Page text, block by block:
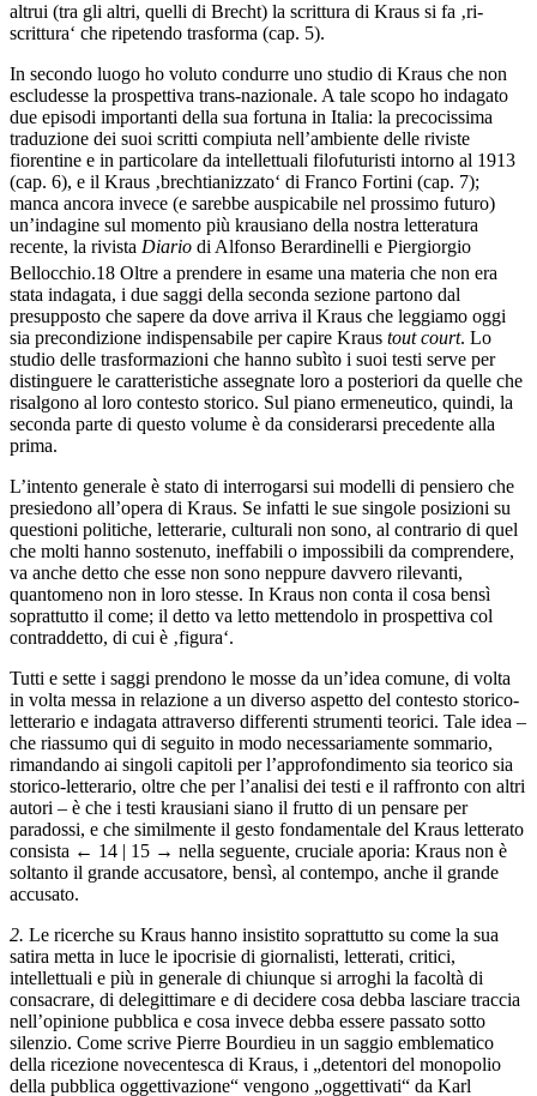
altrui (tra gli altri, quelli di Brecht) la scrittura di Kraus si fa ‚ri-
scrittura‘ che ripetendo trasforma (cap. 5).
In secondo luogo ho voluto condurre uno studio di Kraus che non
escludesse la prospettiva trans-nazionale. A tale scopo ho indagato
due episodi importanti della sua fortuna in Italia: la precocissima
traduzione dei suoi scritti compiuta nell’ambiente delle riviste
fiorentine e in particolare da intellettuali filofuturisti intorno al 1913
(cap. 6), e il Kraus ‚brechtianizzato‘ di Franco Fortini (cap. 7);
manca ancora invece (e sarebbe auspicabile nel prossimo futuro)
un’indagine sul momento più krausiano della nostra letteratura
recente, la rivista Diario di Alfonso Berardinelli e Piergiorgio
Bellocchio.18 Oltre a prendere in esame una materia che non era
stata indagata, i due saggi della seconda sezione partono dal
presupposto che sapere da dove arriva il Kraus che leggiamo oggi
sia precondizione indispensabile per capire Kraus tout court. Lo
studio delle trasformazioni che hanno subìto i suoi testi serve per
distinguere le caratteristiche assegnate loro a posteriori da quelle che
risalgono al loro contesto storico. Sul piano ermeneutico, quindi, la
seconda parte di questo volume è da considerarsi precedente alla
prima.
L’intento generale è stato di interrogarsi sui modelli di pensiero che
presiedono all’opera di Kraus. Se infatti le sue singole posizioni su
questioni politiche, letterarie, culturali non sono, al contrario di quel
che molti hanno sostenuto, ineffabili o impossibili da comprendere,
va anche detto che esse non sono neppure davvero rilevanti,
quantomeno non in loro stesse. In Kraus non conta il cosa bensì
soprattutto il come; il detto va letto mettendolo in prospettiva col
contraddetto, di cui è ‚figura‘.
Tutti e sette i saggi prendono le mosse da un’idea comune, di volta
in volta messa in relazione a un diverso aspetto del contesto storico-
letterario e indagata attraverso differenti strumenti teorici. Tale idea –
che riassumo qui di seguito in modo necessariamente sommario,
rimandando ai singoli capitoli per l’approfondimento sia teorico sia
storico-letterario, oltre che per l’analisi dei testi e il raffronto con altri
autori – è che i testi krausiani siano il frutto di un pensare per
paradossi, e che similmente il gesto fondamentale del Kraus letterato
consista ← 14 | 15 → nella seguente, cruciale aporia: Kraus non è
soltanto il grande accusatore, bensì, al contempo, anche il grande
accusato.
2. Le ricerche su Kraus hanno insistito soprattutto su come la sua
satira metta in luce le ipocrisie di giornalisti, letterati, critici,
intellettuali e più in generale di chiunque si arroghi la facoltà di
consacrare, di delegittimare e di decidere cosa debba lasciare traccia
nell’opinione pubblica e cosa invece debba essere passato sotto
silenzio. Come scrive Pierre Bourdieu in un saggio emblematico
della ricezione novecentesca di Kraus, i „detentori del monopolio
della pubblica oggettivazione“ vengono „oggettivati“ da Karl